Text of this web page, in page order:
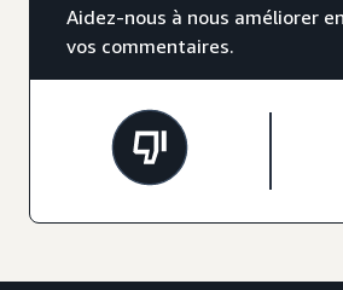
Aidez-nous à nous améliorer
vos commentaires.